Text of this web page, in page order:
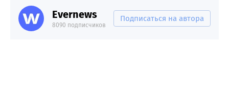
Evernews
8090 подписчиков
Подписаться на автора